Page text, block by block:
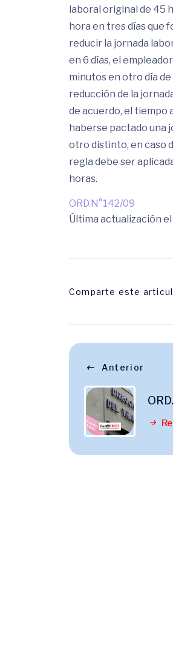
laboral original de 45
hora en tres días que
reducir la jornada
en 6 días, el
minutos en otro día
reducción de la
de acuerdo, el tiempo
haberse pactado una
otro distinto, en caso
regla debe ser
horas.
ORD.N°142/09
Última actualización el
Comparte este
Anterior